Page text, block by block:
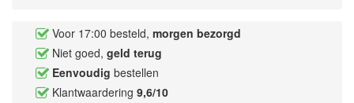
Voor 17:00 besteld, morgen bezorgd
Niet goed, geld terug
Eenvoudig bestellen
Klantwaardering 9,6/10